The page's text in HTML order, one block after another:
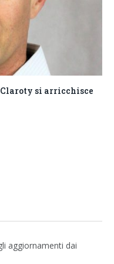
si arricchisce
aggiornamenti dai